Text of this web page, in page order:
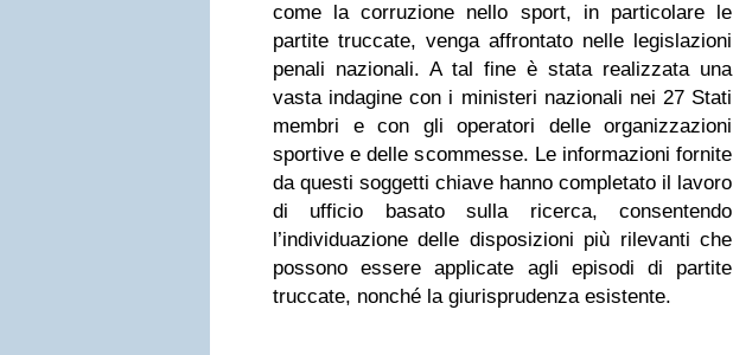
come la corruzione nello sport, in particolare le
partite truccate, venga affrontato nelle legislazioni
penali nazionali. A tal fine è stata realizzata una
vasta indagine con i ministeri nazionali nei 27 Stati
membri e con gli operatori delle organizzazioni
sportive e delle scommesse. Le informazioni fornite
da questi soggetti chiave hanno completato il lavoro
di ufficio basato sulla ricerca, consentendo
l’individuazione delle disposizioni più rilevanti che
possono essere applicate agli episodi di partite
truccate, nonché la giurisprudenza esistente.